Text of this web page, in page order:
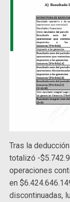
Tras la
totalizó -
operaciones
en
discontinuadas,